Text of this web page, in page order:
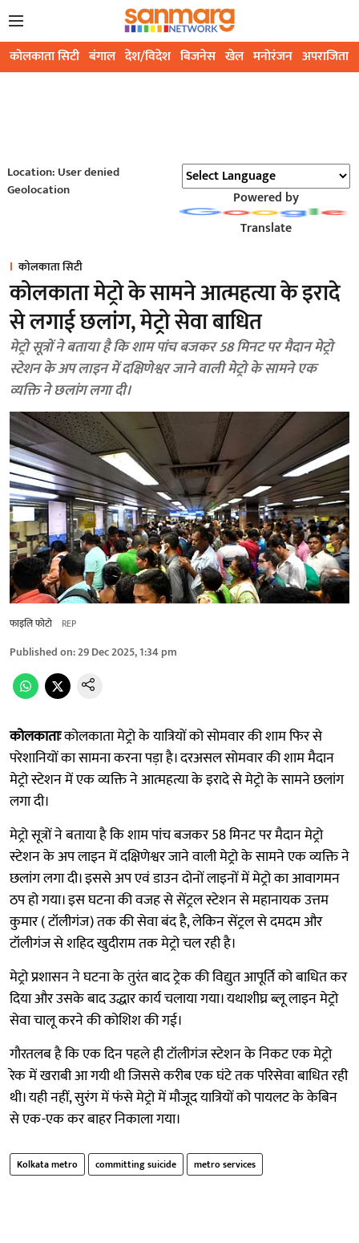
कोलकाता सिटी बंगाल देश/विदेश बिजनेस खेल मनोरंजन अपराजिता
Location: User denied
Geolocation
Powered by
Translate
कोलकाता सिटी
कोलकाता मेट्रो के सामने आत्महत्या के इरादे
से लगाई छलांग, मेट्रो सेवा बाधित
मेट्रो सूत्रों ने बताया है कि शाम पांच बजकर 58 मिनट पर मैदान मेट्रो
स्टेशन के अप लाइन में दक्षिणेश्वर जाने वाली मेट्रो के सामने एक
व्यक्ति ने छलांग लगा दी।
फाइलि फोटो REP
Published on:29 Dec 2025, 1:34 pm
कोलकाताःकोलकाता मेट्रो के यात्रियों को सोमवार की शाम फिर से
परेशानियों का सामना करना पड़ा है। दरअसल सोमवार की शाम मैदान
मेट्रो स्टेशन में एक व्यक्ति ने आत्महत्या के इरादे से मेट्रो के सामने छलांग
लगा दी।
मेट्रो सूत्रों ने बताया है कि शाम पांच बजकर 58 मिनट पर मैदान मेट्रो
स्टेशन के अप लाइन में दक्षिणेश्वर जाने वाली मेट्रो के सामने एक व्यक्ति ने
छलांग लगा दी। इससे अप एवं डाउन दोनों लाइनों में मेट्रो का आवागमन
ठप हो गया। इस घटना की वजह से सेंट्रल स्टेशन से महानायक उत्तम
कुमार ( टॉलीगंज) तक की सेवा बंद है, लेकिन सेंट्रल से दमदम और
टॉलीगंज से शहिद खुदीराम तक मेट्रो चल रही है।
मेट्रो प्रशासन ने घटना के तुरंत बाद ट्रेक की विद्युत आपूर्ति को बाधित कर
दिया और उसके बाद उद्धार कार्य चलाया गया। यथाशीघ्र ब्लू लाइन मेट्रो
सेवा चालू करने की कोशिश की गई।
गौरतलब है कि एक दिन पहले ही टॉलीगंज स्टेशन के निकट एक मेट्रो
रेक में खराबी आ गयी थी जिससे करीब एक घंटे तक परिसेवा बाधित रही
थी। यही नहीं, सुरंग में फंसे मेट्रो में मौजूद यात्रियों को पायलट के केबिन
से एक-एक कर बाहर निकाला गया।
Kolkata metro committing suicide metro services